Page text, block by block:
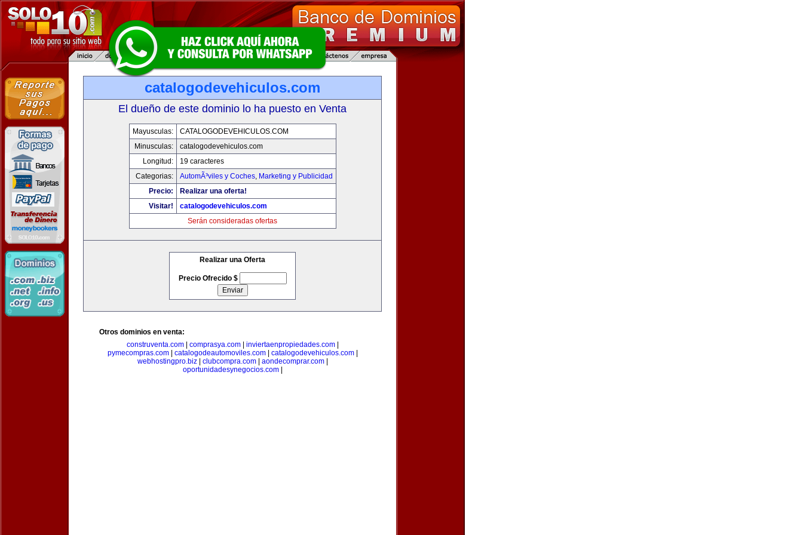
catalogodevehiculos.com
El dueño de este dominio lo ha puesto en Venta
Mayusculas:
CATALOGODEVEHICULOS.COM
Minusculas:
catalogodevehiculos.com
Longitud:
19 caracteres
Categorias:
AutomÃ³viles y Coches, Marketing y Publicidad
Precio:
Realizar una oferta!
Visitar!
catalogodevehiculos.com
Serán consideradas ofertas
Realizar una Oferta
Precio Ofrecido $
Otros dominios en venta:
construventa.com| comprasya.com| inviertaenpropiedades.com|
pymecompras.com| catalogodeautomoviles.com| catalogodevehiculos.com|
webhostingpro.biz| clubcompra.com| aondecomprar.com|
oportunidadesynegocios.com|